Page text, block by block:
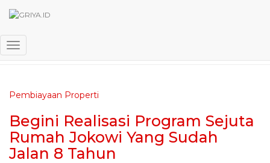
Toggle Navigation
Pembiayaan Properti
Begini Realisasi Program Sejuta
Rumah Jokowi Yang Sudah
Jalan 8 Tahun